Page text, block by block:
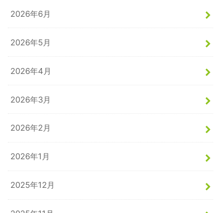
2026年6月
2026年5月
2026年4月
2026年3月
2026年2月
2026年1月
2025年12月